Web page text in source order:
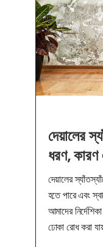
দেয়ালের
ধরণ,
দেয়ালের
হতে পারে এবং
আমাদের
ঢোকা রোধ করা